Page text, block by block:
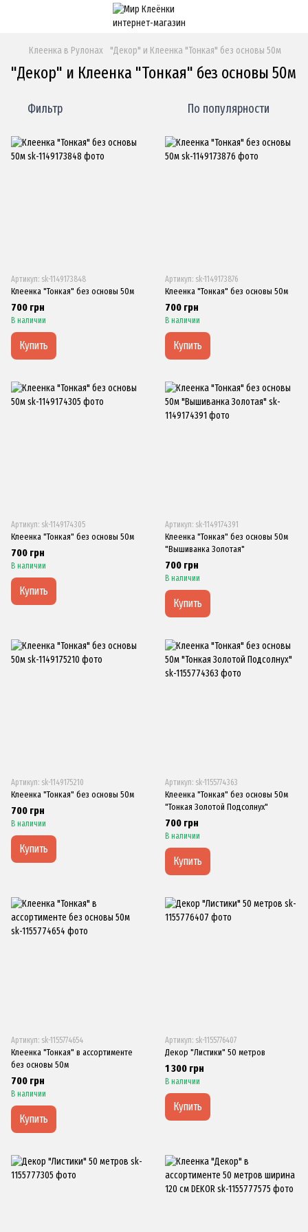
Клеенка в Рулонах "Декор" и Клеенка "Тонкая" без основы 50м
"Декор" и Клеенка "Тонкая" без основы 50м
Фильтр По популярности
Артикул: sk-1149173848
Клеенка "Тонкая" без основы 50м
700 грн
В наличии
Купить
Артикул: sk-1149173876
Клеенка "Тонкая" без основы 50м
700 грн
В наличии
Купить
Артикул: sk-1149174305
Клеенка "Тонкая" без основы 50м
700 грн
В наличии
Купить
Артикул: sk-1149174391
Клеенка "Тонкая" без основы 50м
"Вышиванка Золотая"
700 грн
В наличии
Купить
Артикул: sk-1149175210
Клеенка "Тонкая" без основы 50м
700 грн
В наличии
Купить
Артикул: sk-1155774363
Клеенка "Тонкая" без основы 50м
"Тонкая Золотой Подсолнух"
700 грн
В наличии
Купить
Артикул: sk-1155774654
Клеенка "Тонкая" в ассортименте
без основы 50м
700 грн
В наличии
Купить
Артикул: sk-1155776407
Декор "Листики" 50 метров
1 300 грн
В наличии
Купить